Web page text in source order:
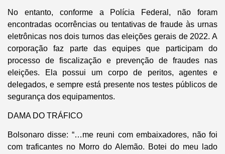
No entanto, conforme a Polícia Federal, não foram
encontradas ocorrências ou tentativas de fraude às urnas
eletrônicas nos dois turnos das eleições gerais de 2022. A
corporação faz parte das equipes que participam do
processo de fiscalização e prevenção de fraudes nas
eleições. Ela possui um corpo de peritos, agentes e
delegados, e sempre está presente nos testes públicos de
segurança dos equipamentos.
DAMA DO TRÁFICO
Bolsonaro disse: “…me reuni com embaixadores, não foi
com traficantes no Morro do Alemão. Botei do meu lado